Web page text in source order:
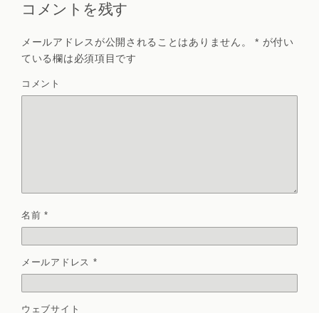
コメントを残す
メールアドレスが公開されることはありません。 * が付い
ている欄は必須項目です
コメント
名前*
メールアドレス *
ウェブサイト